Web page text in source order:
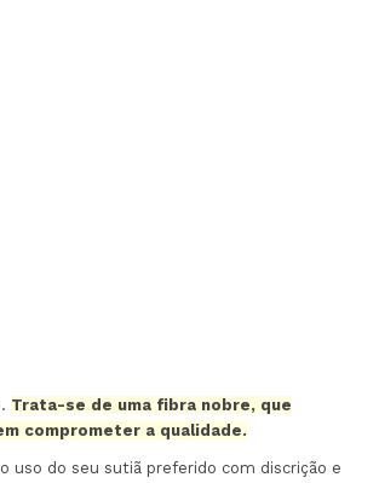
Trata-se de uma fibra nobre, que
comprometer a qualidade.
uso do seu sutiã preferido com discrição e